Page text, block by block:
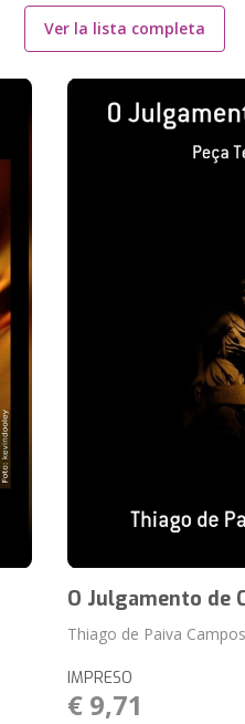
Ver la lista completa
O Julgamento de
Thiago de Paiva Campos
IMPRESO
€ 9,71